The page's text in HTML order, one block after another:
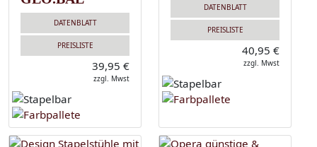
DATENBLATT
PREISLISTE
39,95 €
zzgl. Mwst
DATENBLATT
PREISLISTE
40,95 €
zzgl. Mwst